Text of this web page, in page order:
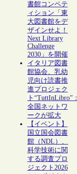
書館コンペテ
ィション「東
大図書館をデ
ザインせよ！
Next Library
Challenge
2030」を開催
イタリア図書
館協会、乳幼
児向け読書推
進プロジェク
ト“TuttInLibro”：
全国ネットワ
ークが拡大
【イベント】
国立国会図書
館（NDL）、
科学技術に関
する調査プロ
ジェクト2026